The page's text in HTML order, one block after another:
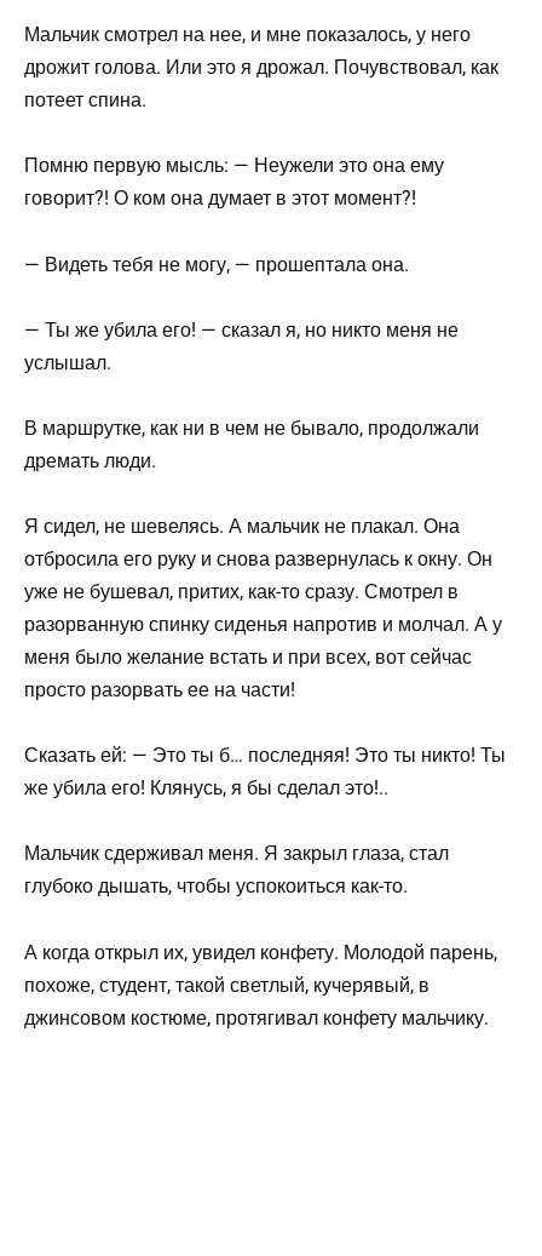
Мальчик смотрел на нее, и мне показалось, у него
дрожит голова. Или это я дрожал. Почувствовал, как
потеет спина.
Помню первую мысль: — Неужели это она ему
говорит?! О ком она думает в этот момент?!
— Видеть тебя не могу, — прошептала она.
— Ты же убила его! — сказал я, но никто меня не
услышал.
В маршрутке, как ни в чем не бывало, продолжали
дремать люди.
Я сидел, не шевелясь. А мальчик не плакал. Она
отбросила его руку и снова развернулась к окну. Он
уже не бушевал, притих, как-то сразу. Смотрел в
разорванную спинку сиденья напротив и молчал. А у
меня было желание встать и при всех, вот сейчас
просто разорвать ее на части!
Сказать ей: — Это ты б… последняя! Это ты никто! Ты
же убила его! Клянусь, я бы сделал это!..
Мальчик сдерживал меня. Я закрыл глаза, стал
глубоко дышать, чтобы успокоиться как-то.
А когда открыл их, увидел конфету. Молодой парень,
похоже, студент, такой светлый, кучерявый, в
джинсовом костюме, протягивал конфету мальчику.